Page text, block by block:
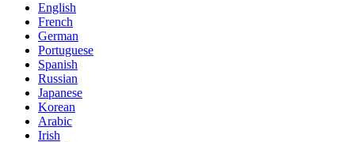
English
French
German
Portuguese
Spanish
Russian
Japanese
Korean
Arabic
Irish